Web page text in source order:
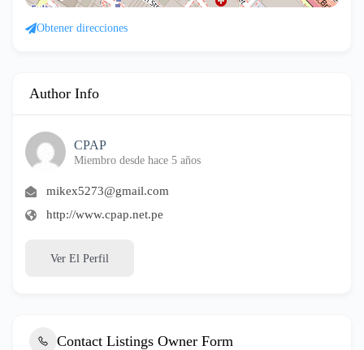
Obtener direcciones
Author Info
CPAP
Miembro desde hace 5 años
mikex5273@gmail.com
http://www.cpap.net.pe
Ver El Perfil
Contact Listings Owner Form